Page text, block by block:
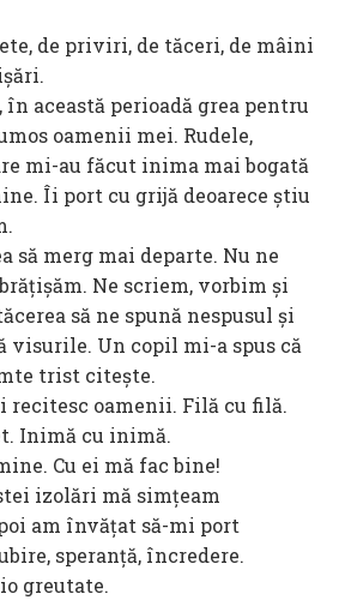
de priviri, de tăceri, de mâini
în această perioadă grea pentru
oamenii mei. Rudele,
mi-au făcut inima mai bogată
Îi port cu grijă deoarece știu
să merg mai departe. Nu ne
Ne scriem, vorbim și
să ne spună nespusul și
visurile. Un copil mi-a spus că
trist citește.
recitesc oamenii. Filă cu filă.
Inimă cu inimă.
Cu ei mă fac bine!
izolări mă simțeam
am învățat să-mi port
speranță, încredere.
greutate.